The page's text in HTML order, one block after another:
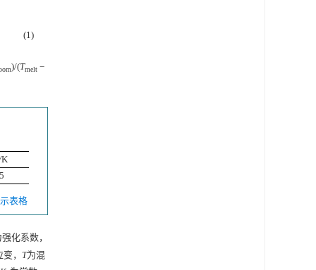
(1)
)/(Tmelt−
K
表格
化系数，
， T为混